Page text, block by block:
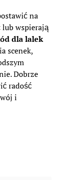
na
wspierają
dla lalek
scenek,
Dobrze
radość
i